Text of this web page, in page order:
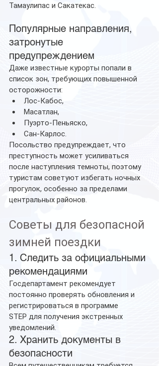
Тамаулипас и Сакатекас.
Популярные направления,
затронутые
предупреждением
Даже известные курорты попали в
список зон, требующих повышенной
осторожности:
Лос-Кабос,
Масатлан,
Пуэрто-Пеньяско,
Сан-Карлос.
Посольство предупреждает, что
преступность может усиливаться
после наступления темноты, поэтому
туристам советуют избегать ночных
прогулок, особенно за пределами
центральных районов.
Советы для безопасной
зимней поездки
1. Следить за официальными
рекомендациями
Госдепартамент рекомендует
постоянно проверять обновления и
регистрироваться в программе
STEP для получения экстренных
уведомлений.
2. Хранить документы в
безопасности